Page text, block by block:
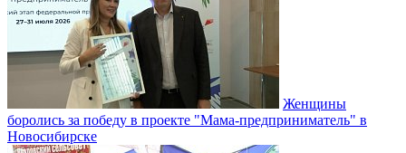
Женщины
боролись за победу в проекте "Мама-предприниматель" в
Новосибирске